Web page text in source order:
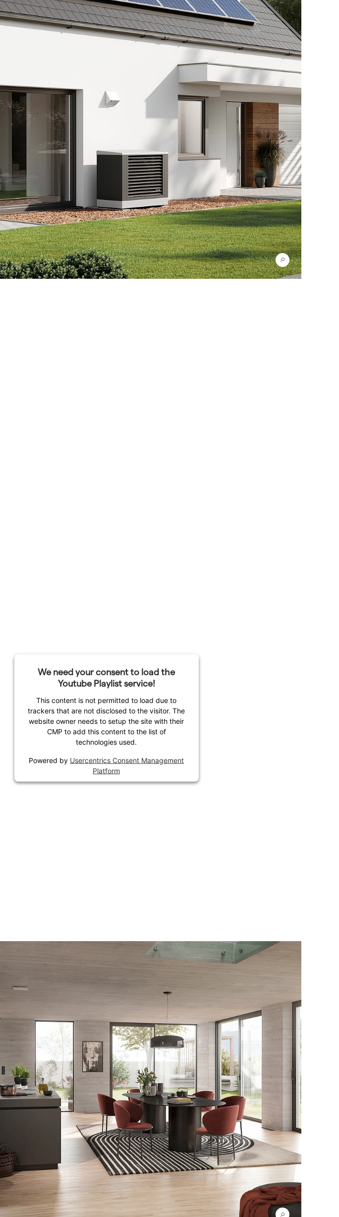
We need your consent to load the
Youtube Playlist service!
This content is not permitted to load due to
trackers that are not disclosed to the visitor. The
website owner needs to setup the site with their
CMP to add this content to the list of
technologies used.
Powered by Usercentrics Consent Management
Platform